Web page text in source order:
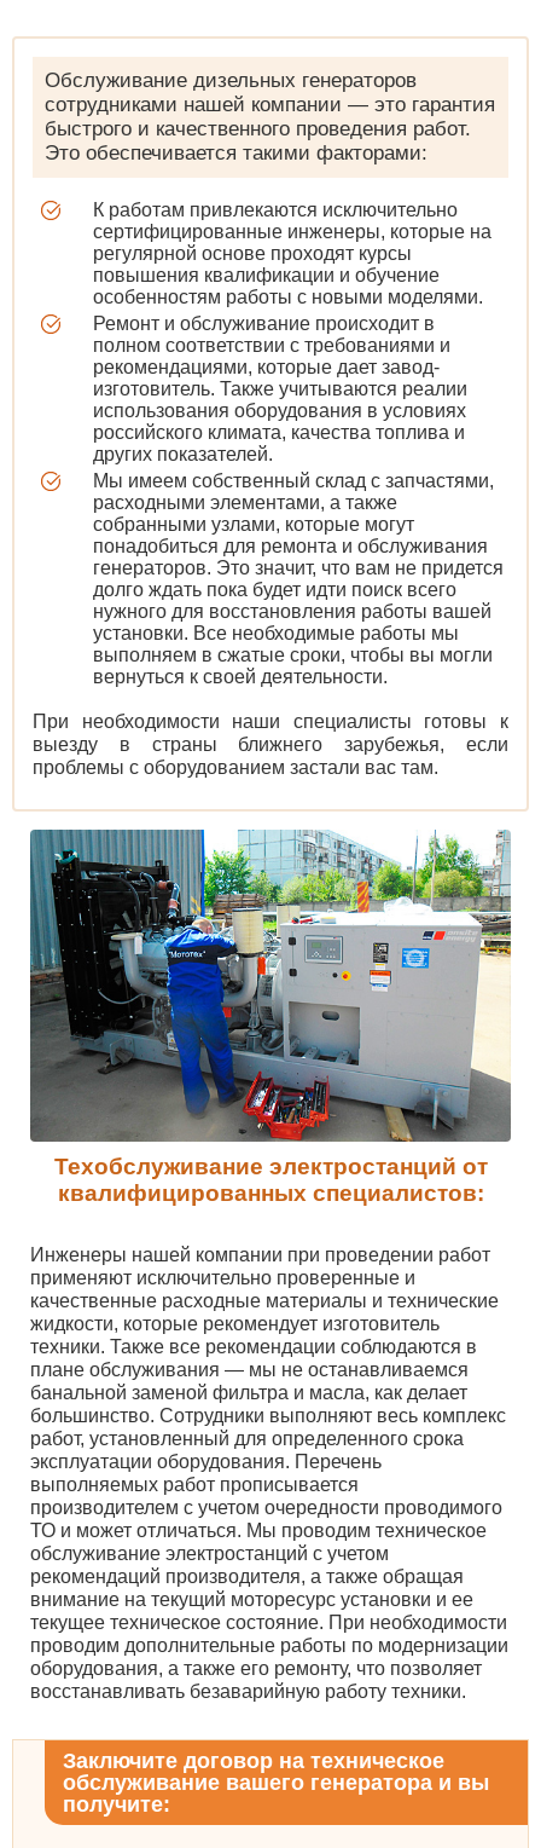
Обслуживание дизельных генераторов
сотрудниками нашей компании — это гарантия
быстрого и качественного проведения работ.
Это обеспечивается такими факторами:
К работам привлекаются исключительно
сертифицированные инженеры, которые на
регулярной основе проходят курсы
повышения квалификации и обучение
особенностям работы с новыми моделями.
Ремонт и обслуживание происходит в
полном соответствии с требованиями и
рекомендациями, которые дает завод-
изготовитель. Также учитываются реалии
использования оборудования в условиях
российского климата, качества топлива и
других показателей.
Мы имеем собственный склад с запчастями,
расходными элементами, а также
собранными узлами, которые могут
понадобиться для ремонта и обслуживания
генераторов. Это значит, что вам не придется
долго ждать пока будет идти поиск всего
нужного для восстановления работы вашей
установки. Все необходимые работы мы
выполняем в сжатые сроки, чтобы вы могли
вернуться к своей деятельности.
При необходимости наши специалисты готовы к
выезду в страны ближнего зарубежья, если
проблемы с оборудованием застали вас там.
Техобслуживание электростанций от
квалифицированных специалистов:
Инженеры нашей компании при проведении работ
применяют исключительно проверенные и
качественные расходные материалы и технические
жидкости, которые рекомендует изготовитель
техники. Также все рекомендации соблюдаются в
плане обслуживания — мы не останавливаемся
банальной заменой фильтра и масла, как делает
большинство. Сотрудники выполняют весь комплекс
работ, установленный для определенного срока
эксплуатации оборудования. Перечень
выполняемых работ прописывается
производителем с учетом очередности проводимого
ТО и может отличаться. Мы проводим техническое
обслуживание электростанций с учетом
рекомендаций производителя, а также обращая
внимание на текущий моторесурс установки и ее
текущее техническое состояние. При необходимости
проводим дополнительные работы по модернизации
оборудования, а также его ремонту, что позволяет
восстанавливать безаварийную работу техники.
Заключите договор на техническое
обслуживание вашего генератора и вы
получите: